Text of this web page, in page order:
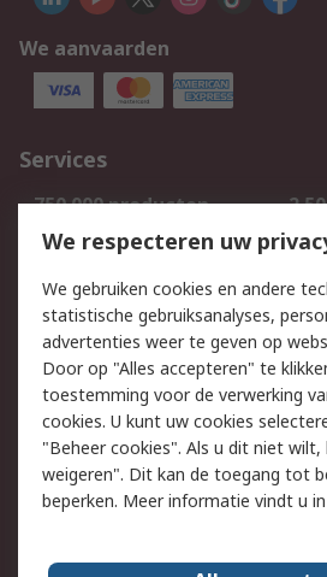
We aanvaarden
Services
750.000 producten
Bestellen
Track & Trace
Wettelijk
Cookiebeleid
Privacybeleid
Algemene
verkoopvoorwaarden
Over RS
We respecteren uw
We gebruiken cookies en andere
statistische gebruiksanalyses,
advertenties weer te geven op
Door op "Alles accepteren" te
toestemming voor de verwerking
cookies. U kunt uw cookies
"Beheer cookies". Als u dit niet wilt,
weigeren". Dit kan de toegang tot
beperken. Meer informatie vindt u in